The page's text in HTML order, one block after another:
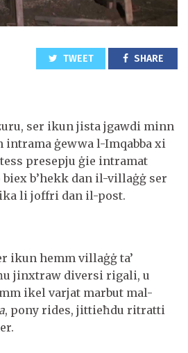
TWEET SHARE
ser ikun jista jgawdi minn
ġewwa l-Imqabba xi
presepju ġie intramat
b’hekk dan il-villaġġ ser
li joffri dan il-post.
ikun hemm villaġġ ta’
jinxtraw diversi rigali, u
ikel varjat marbut mal-
, pony rides, jittieħdu ritratti